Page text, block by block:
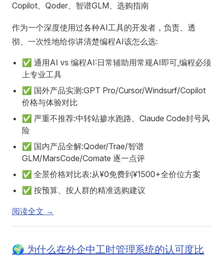
Copilot、Qoder、智谱GLM、选购指南
作为一个深度使用过各种AI工具的开发者，负责、透
彻、一次性地给你讲清楚编程AI该怎么选:
✅ 通用AI vs 编程AI:日常辅助用常规AI即可,编程必须
上专业工具
✅ 国外产品实测:GPT Pro/Cursor/Windsurf/Copilot
价格与体验对比
✅ 严重不推荐:中转站掺水跑路、Claude Code封号风
险
✅ 国内产品全解:Qoder/Trae/智谱
GLM/MarsCode/Comate 逐一点评
✅ 全景价格对比表:从¥0免费到¥1500+全价位方案
✅ 按预算、按人群的精准选购建议
阅读全文 →
🌍 为什么在外企中工时管理系统的认可度比